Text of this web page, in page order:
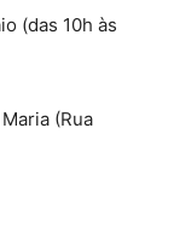
(das 10h às
(Rua